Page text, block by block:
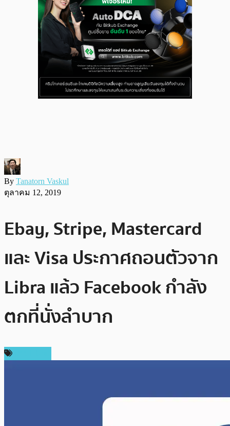
By Tanatorn Vaskul
ตุลาคม 12, 2019
Ebay, Stripe, Mastercard
และ Visa ประกาศถอนตัวจาก
Libra แล้ว Facebook กำลัง
ตกที่นั่งลำบาก